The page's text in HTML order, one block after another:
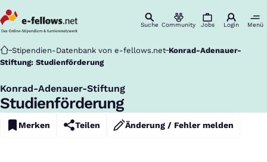
Suche Community Jobs Login Menü
Startseite
Stipendien-Datenbank von e-fellows.net Konrad-Adenauer-
Stiftung: Studienförderung
Konrad-Adenauer-Stiftung
:
Studienförderung
Merken Teilen Änderung / Fehler melden